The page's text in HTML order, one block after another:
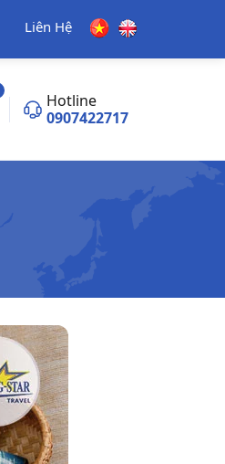
Liên Hệ
Hotline
0907422717